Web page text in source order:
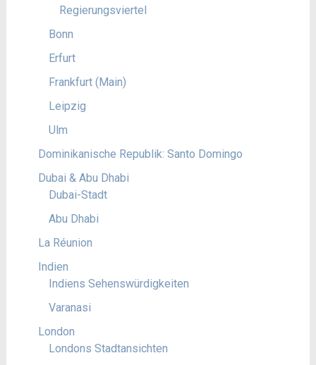
Regierungsviertel
Bonn
Erfurt
Frankfurt (Main)
Leipzig
Ulm
Dominikanische Republik: Santo Domingo
Dubai & Abu Dhabi
Dubai-Stadt
Abu Dhabi
La Réunion
Indien
Indiens Sehenswürdigkeiten
Varanasi
London
Londons Stadtansichten